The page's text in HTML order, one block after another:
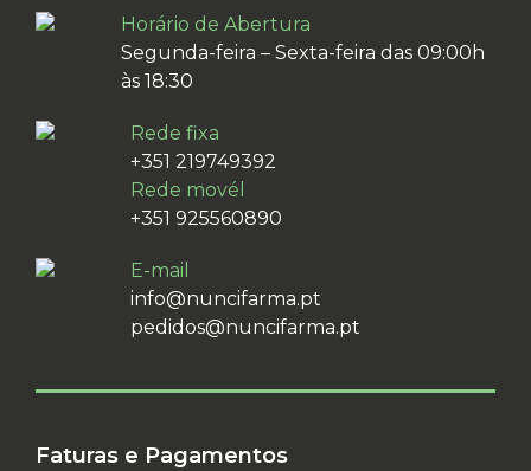
Horário de Abertura
Segunda-feira – Sexta-feira das 09:00h
às 18:30
Rede fixa
+351 219749392
Rede movél
+351 925560890
E-mail
info@nuncifarma.pt
pedidos@nuncifarma.pt
Faturas e Pagamentos